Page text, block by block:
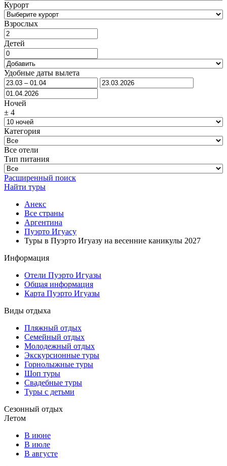
Курорт
Взрослых
Детей
Удобные даты вылета
Ночей
± 4
Категория
Все отели
Тип питания
Расширенный поиск
Найти туры
Анекс
Все страны
Аргентина
Пуэрто Игуасу
Туры в Пуэрто Игуазу на весенние каникулы 2027
Информация
Отели Пуэрто Игуазы
Общая информация
Карта Пуэрто Игуазы
Виды отдыха
Пляжный отдых
Семейный отдых
Молодежный отдых
Экскурсионные туры
Горнолыжные туры
Шоп туры
Свадебные туры
Туры с детьми
Сезонный отдых
Летом
В июне
В июле
В августе